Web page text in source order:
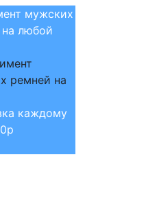
мужских
любой
каждому